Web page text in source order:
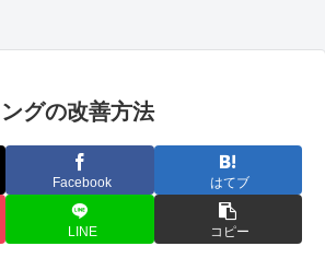
グの改善方法
Facebook はてブ
LINE コピー